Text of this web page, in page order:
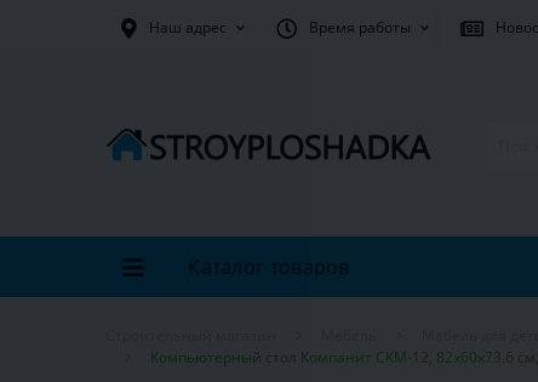
Наш адрес Время работы
Каталог товаров
Компьютерный стол Компанит СКМ-12, 82х60х73.6